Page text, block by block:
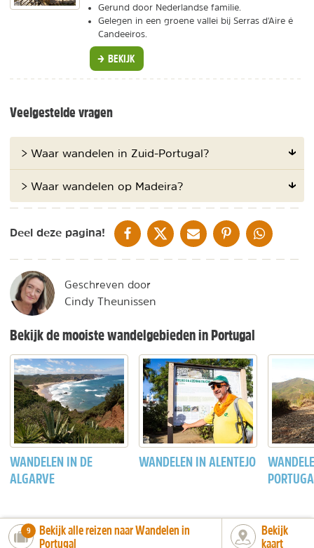
Gerund door Nederlandse familie.
Gelegen in een groene vallei bij Serras d'Aire é
Candeeiros.
BEKIJK
Veelgestelde vragen
> Waar wandelen in Zuid-Portugal?
> Waar wandelen op Madeira?
Deel deze pagina! DELEN OP FACEBOOK
DELEN OP XDELEN VIA DE MAIL
DELEN OP PINTEREST
DELEN OP
Geschreven door
Cindy Theunissen
Bekijk de mooiste wandelgebieden in Portugal
WANDELEN IN DE
ALGARVE
WANDELEN IN ALENTEJO
number_of_trips:
9
Bekijk alle reizen naar Wandelen in
Portugal
Bekijk
kaart